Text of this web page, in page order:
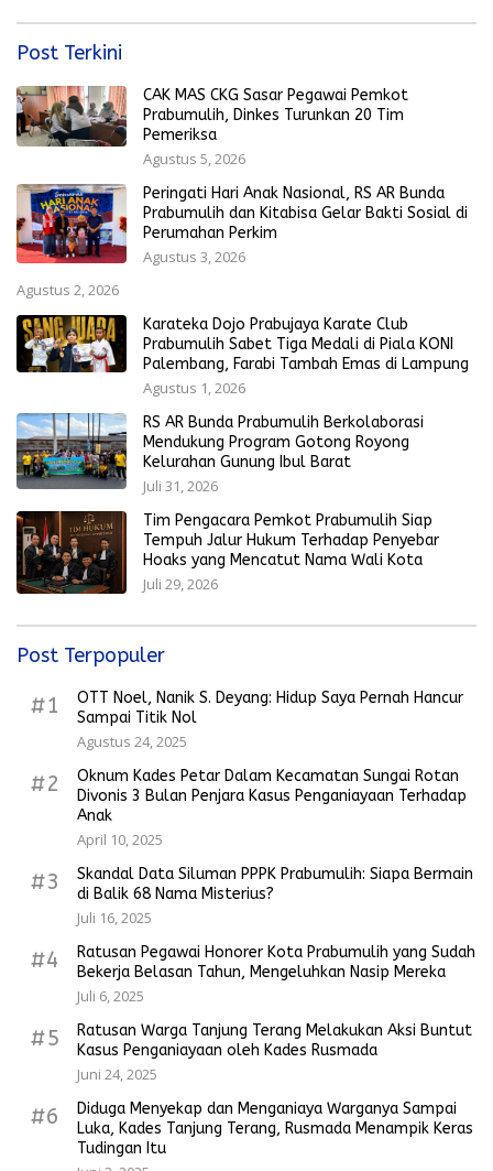
Post Terkini
CAK MAS CKG Sasar Pegawai Pemkot
Prabumulih, Dinkes Turunkan 20 Tim
Pemeriksa
Agustus 5, 2026
Peringati Hari Anak Nasional, RS AR Bunda
Prabumulih dan Kitabisa Gelar Bakti Sosial di
Perumahan Perkim
Agustus 3, 2026
Agustus 2, 2026
Karateka Dojo Prabujaya Karate Club
Prabumulih Sabet Tiga Medali di Piala KONI
Palembang, Farabi Tambah Emas di Lampung
Agustus 1, 2026
RS AR Bunda Prabumulih Berkolaborasi
Mendukung Program Gotong Royong
Kelurahan Gunung Ibul Barat
Juli 31, 2026
Tim Pengacara Pemkot Prabumulih Siap
Tempuh Jalur Hukum Terhadap Penyebar
Hoaks yang Mencatut Nama Wali Kota
Juli 29, 2026
Post Terpopuler
#1
OTT Noel, Nanik S. Deyang: Hidup Saya Pernah Hancur
Sampai Titik Nol
Agustus 24, 2025
#2
Oknum Kades Petar Dalam Kecamatan Sungai Rotan
Divonis 3 Bulan Penjara Kasus Penganiayaan Terhadap
Anak
April 10, 2025
#3
Skandal Data Siluman PPPK Prabumulih: Siapa Bermain
di Balik 68 Nama Misterius?
Juli 16, 2025
#4
Ratusan Pegawai Honorer Kota Prabumulih yang Sudah
Bekerja Belasan Tahun, Mengeluhkan Nasip Mereka
Juli 6, 2025
#5
Ratusan Warga Tanjung Terang Melakukan Aksi Buntut
Kasus Penganiayaan oleh Kades Rusmada
Juni 24, 2025
#6
Diduga Menyekap dan Menganiaya Warganya Sampai
Luka, Kades Tanjung Terang, Rusmada Menampik Keras
Tudingan Itu